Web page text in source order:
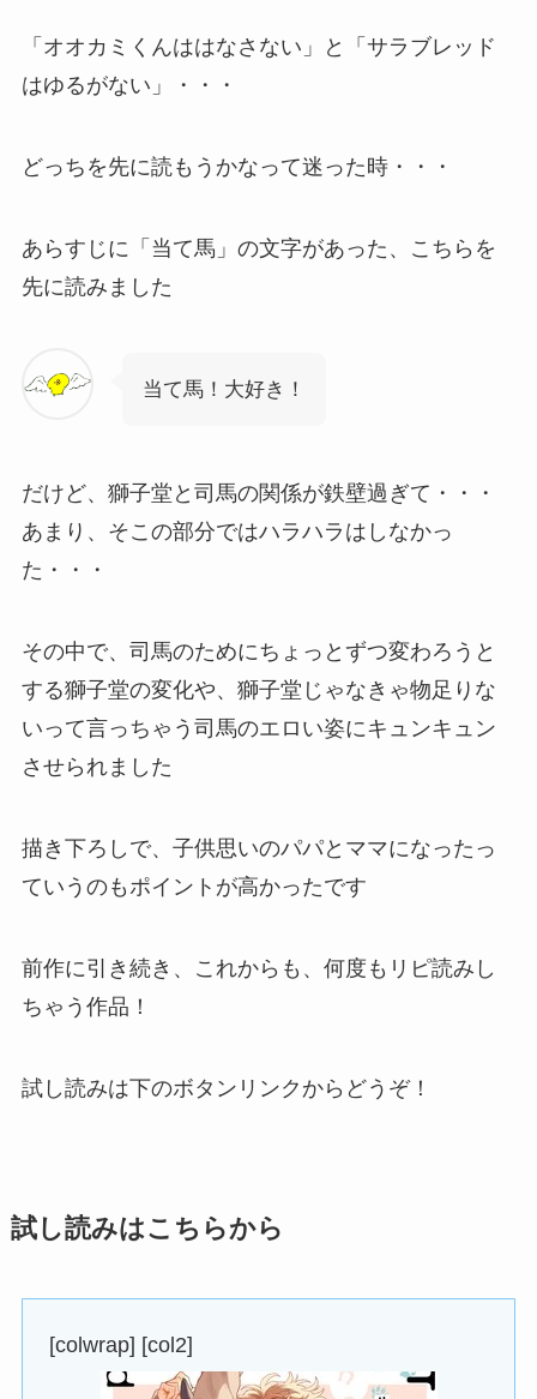
「オオカミくんははなさない」と「サラブレッド
はゆるがない」・・・
どっちを先に読もうかなって迷った時・・・
あらすじに「当て馬」の文字があった、こちらを
先に読みました
当て馬！大好き！
だけど、獅子堂と司馬の関係が鉄壁過ぎて・・・
あまり、そこの部分ではハラハラはしなかっ
た・・・
その中で、司馬のためにちょっとずつ変わろうと
する獅子堂の変化や、獅子堂じゃなきゃ物足りな
いって言っちゃう司馬のエロい姿にキュンキュン
させられました
描き下ろしで、子供思いのパパとママになったっ
ていうのもポイントが高かったです
前作に引き続き、これからも、何度もリピ読みし
ちゃう作品！
試し読みは下のボタンリンクからどうぞ！
試し読みはこちらから
[colwrap] [col2]